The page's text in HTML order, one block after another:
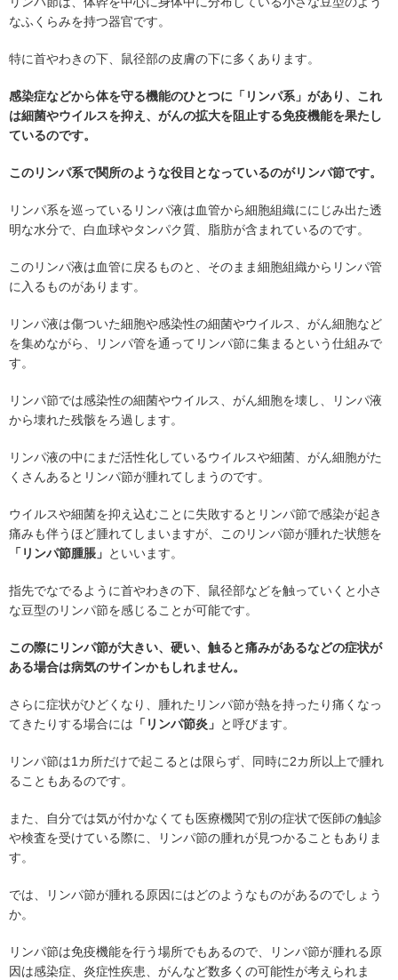
なふくらみを持つ器官です。
特に首やわきの下、鼠径部の皮膚の下に多くあります。
感染症などから体を守る機能のひとつに「リンパ系」があり、これ
は細菌やウイルスを抑え、がんの拡大を阻止する免疫機能を果たし
ているのです。
このリンパ系で関所のような役目となっているのがリンパ節です。
リンパ系を巡っているリンパ液は血管から細胞組織ににじみ出た透
明な水分で、白血球やタンパク質、脂肪が含まれているのです。
このリンパ液は血管に戻るものと、そのまま細胞組織からリンパ管
に入るものがあります。
リンパ液は傷ついた細胞や感染性の細菌やウイルス、がん細胞など
を集めながら、リンパ管を通ってリンパ節に集まるという仕組みで
す。
リンパ節では感染性の細菌やウイルス、がん細胞を壊し、リンパ液
から壊れた残骸をろ過します。
リンパ液の中にまだ活性化しているウイルスや細菌、がん細胞がた
くさんあるとリンパ節が腫れてしまうのです。
ウイルスや細菌を抑え込むことに失敗するとリンパ節で感染が起き
痛みも伴うほど腫れてしまいますが、このリンパ節が腫れた状態を
「リンパ節腫脹」 といいます。
指先でなでるように首やわきの下、鼠径部などを触っていくと小さ
な豆型のリンパ節を感じることが可能です。
この際にリンパ節が大きい、硬い、触ると痛みがあるなどの症状が
ある場合は病気のサインかもしれません。
さらに症状がひどくなり、腫れたリンパ節が熱を持ったり痛くなっ
てきたりする場合には 「リンパ節炎」 と呼びます。
リンパ節は1カ所だけで起こるとは限らず、同時に2カ所以上で腫れ
ることもあるのです。
また、自分では気が付かなくても医療機関で別の症状で医師の触診
や検査を受けている際に、リンパ節の腫れが見つかることもありま
す。
では、リンパ節が腫れる原因にはどのようなものがあるのでしょう
か。
リンパ節は免疫機能を行う場所でもあるので、リンパ節が腫れる原
因は感染症、炎症性疾患、がんなど数多くの可能性が考えられま